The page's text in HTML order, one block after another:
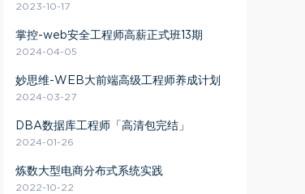
2023-10-17
掌控-web安全工程师高薪正式班13期
2024-04-05
妙思维-WEB大前端高级工程师养成计划
2024-03-27
DBA数据库工程师「高清包完结」
2024-01-26
炼数大型电商分布式系统实践
2022-10-22